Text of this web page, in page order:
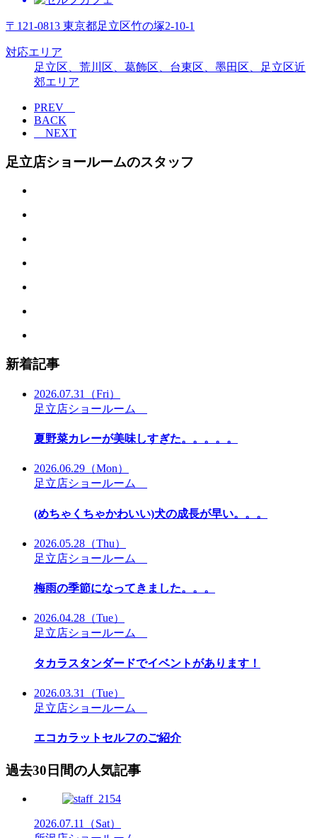
〒121-0813 東京都足立区竹の塚2-10-1
対応エリア
足立区、荒川区、葛飾区、台東区、墨田区、足立区近
郊エリア
PREV
BACK
NEXT
足立店ショールームのスタッフ
新着記事
2026.07.31
（Fri）
足立店ショールーム
夏野菜カレーが美味しすぎた。。。。。
2026.06.29 （Mon）
足立店ショールーム
(めちゃくちゃかわいい)犬の成長が早い。。。
2026.05.28 （Thu）
足立店ショールーム
梅雨の季節になってきました。。。
2026.04.28 （Tue）
足立店ショールーム
タカラスタンダードでイベントがあります！
2026.03.31
（Tue）
足立店ショールーム
エコカラットセルフのご紹介
過去30日間の人気記事
2026.07.11
（Sat）